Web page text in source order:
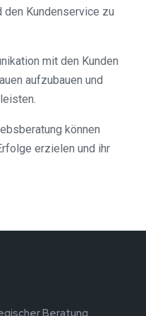
den Kundenservice zu
mit den Kunden
aufzubauen und
können
erzielen und ihr
Beratung.